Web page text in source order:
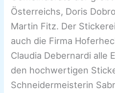
Österreichs, Doris
Martin Fitz. Der
auch die Firma
Claudia Debernardi alle
den hochwertigen
Schneidermeisterin